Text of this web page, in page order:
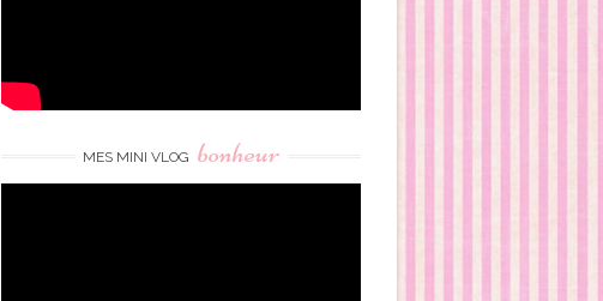
MES MINI VLOG bonheur